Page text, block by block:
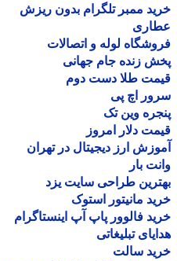
ممبر تلگرام بدون ریزش
لوله و اتصالات
زنده جام جهانی
طلا دست دوم
اچ پی
وین تک
دلار امروز
ارز دیجیتال در تهران
بار
طراحی سایت یزد
مانیتور استوک
فالوور پاپ آپ اینستاگرام
تبلیغاتی
سالت